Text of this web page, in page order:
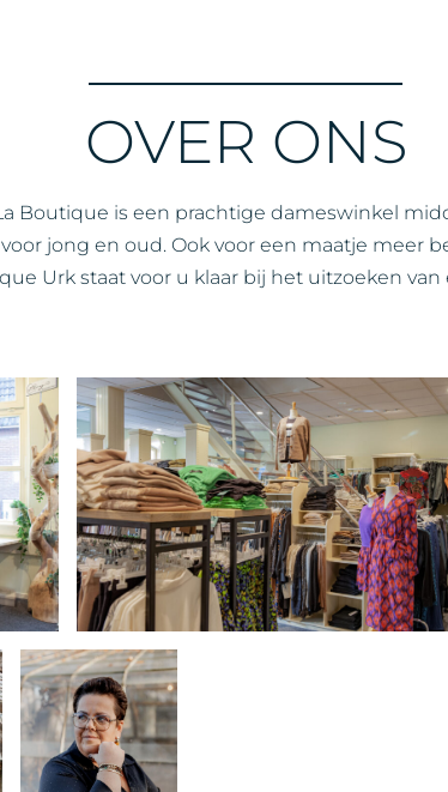
OVER ONS
Boutique is een prachtige dameswinkel
jong en oud. Ook voor een maatje meer
Urk staat voor u klaar bij het uitzoeken